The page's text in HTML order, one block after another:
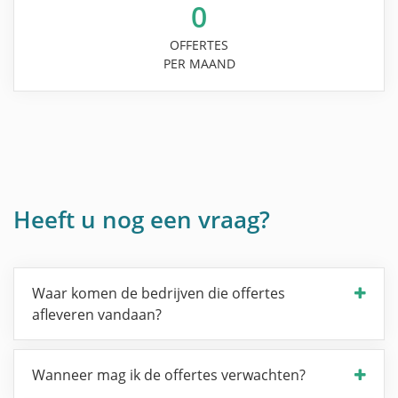
0
OFFERTES
PER MAAND
Heeft u nog een vraag?
Waar komen de bedrijven die offertes
afleveren vandaan?
Wanneer mag ik de offertes verwachten?